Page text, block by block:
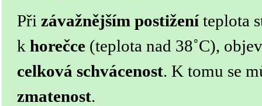
Při závažnějším postiženíteplota
k horečce (teplota nad 38˚C),
celková schvácenost. K tomu se
zmatenost.